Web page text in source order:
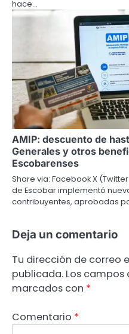
hace…
AMIP: descuento de
Generales y otros
Escobarenses
Share via: Facebook X
de Escobar implementó
contribuyentes, aprobadas
Deja un comentario
Tu dirección de correo
publicada. Los
marcados con *
Comentario *